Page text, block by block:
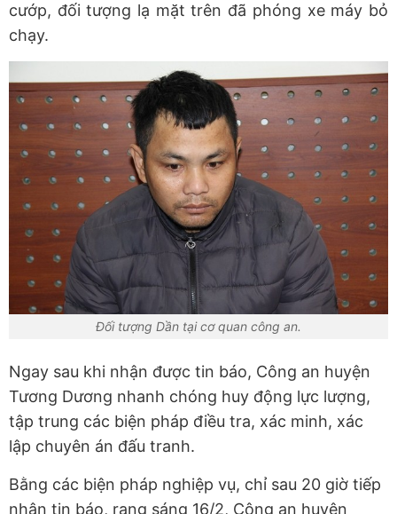
cướp, đối tượng lạ mặt trên đã phóng xe máy bỏ
chạy.
Đối tượng Dần tại cơ quan công an.
Ngay sau khi nhận được tin báo, Công an huyện
Tương Dương nhanh chóng huy động lực lượng,
tập trung các biện pháp điều tra, xác minh, xác
lập chuyên án đấu tranh.
Bằng các biện pháp nghiệp vụ, chỉ sau 20 giờ tiếp
nhận tin báo, rạng sáng 16/2, Công an huyện